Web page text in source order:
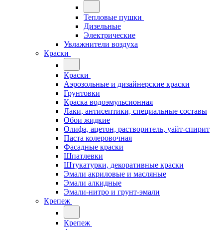
Тепловые пушки
Дизельные
Электрические
Увлажнители воздуха
Краски
Краски
Аэрозольные и дизайнерские краски
Грунтовки
Краска водоэмульсионная
Лаки, антисептики, специальные составы
Обои жидкие
Олифа, ацетон, растворитель, уайт-спирит
Паста колеровочная
Фасадные краски
Шпатлевки
Штукатурки, декоративные краски
Эмали акриловые и масляные
Эмали алкидные
Эмали-нитро и грунт-эмали
Крепеж
Крепеж